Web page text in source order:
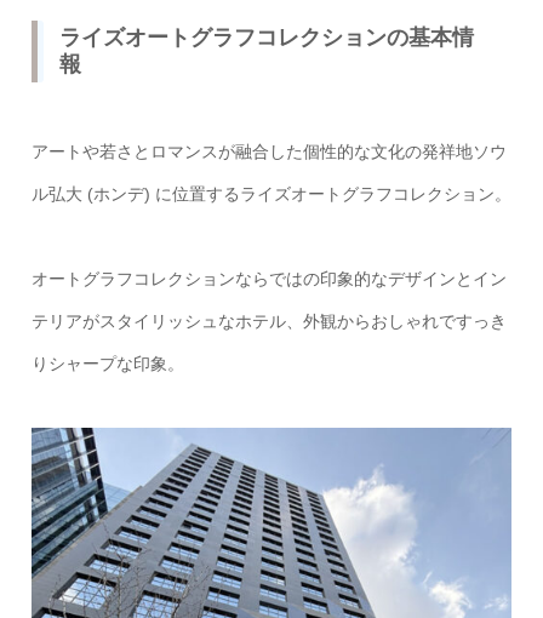
ライズオートグラフコレクションの基本情
報
アートや若さとロマンスが融合した個性的な文化の発祥地ソウ
ル弘大 (ホンデ) に位置するライズオートグラフコレクション。
オートグラフコレクションならではの印象的なデザインとイン
テリアがスタイリッシュなホテル、外観からおしゃれですっき
りシャープな印象。